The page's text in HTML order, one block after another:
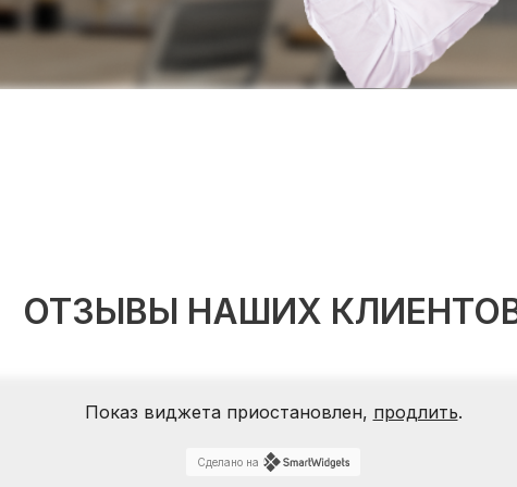
ОТЗЫВЫ НАШИХ
Показ виджета приостановлен, продлить.
Сделано на